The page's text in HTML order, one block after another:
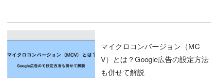
マイクロコンバージョン（MC
V）とは？Google広告の設定方法
も併せて解説